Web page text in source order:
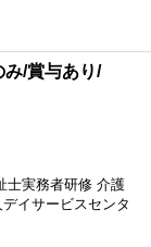
み/賞与あり/
士実務者研修 介護
イサービスセンタ